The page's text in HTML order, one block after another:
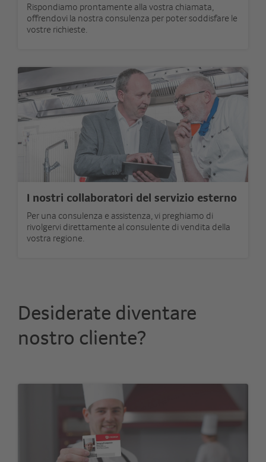
Rispondiamo prontamente alla vostra chiamata,
offrendovi la nostra consulenza per poter soddisfare le
vostre richieste.
I nostri collaboratori del servizio esterno
Per una consulenza e assistenza, vi preghiamo di
rivolgervi direttamente al consulente di vendita della
vostra regione.
Desiderate diventare
nostro cliente?